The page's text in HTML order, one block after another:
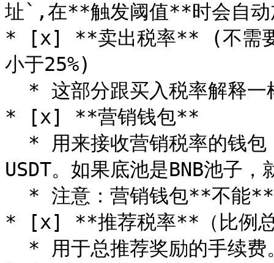
址`,在**触发阈值**时会自动
* [x] **卖出税率** (不需要
小于25%)
* [x] **营销钱包**
USDT。如果底池是BNB池子，
* [x] **推荐税率**（比例总